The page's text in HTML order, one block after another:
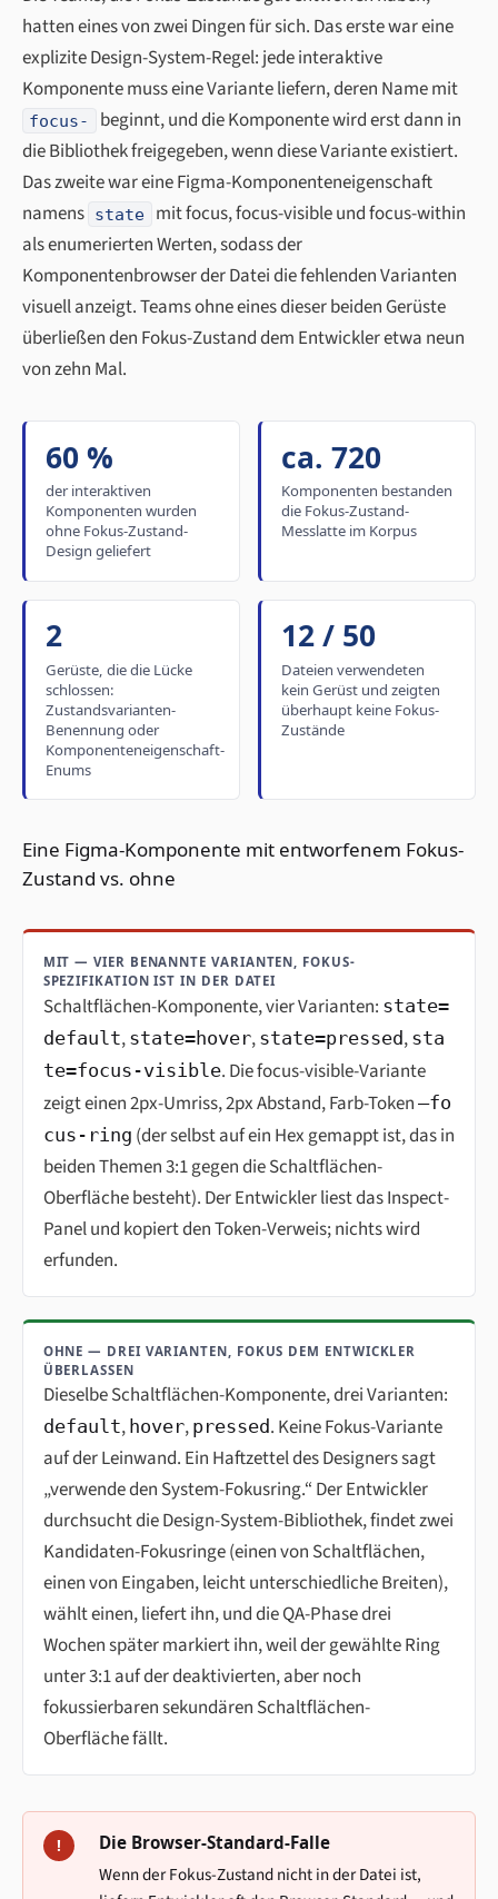
hatten eines von zwei Dingen für sich. Das erste war eine
explizite Design-System-Regel: jede interaktive
Komponente muss eine Variante liefern, deren Name mit
focus-
beginnt, und die Komponente wird erst dann in
die Bibliothek freigegeben, wenn diese Variante existiert.
Das zweite war eine Figma-Komponenteneigenschaft
namens state
mit focus, focus-visible und focus-within
als enumerierten Werten, sodass der
Komponentenbrowser der Datei die fehlenden Varianten
visuell anzeigt. Teams ohne eines dieser beiden Gerüste
überließen den Fokus-Zustand dem Entwickler etwa neun
von zehn Mal.
60 %
der interaktiven
Komponenten wurden
ohne Fokus-Zustand-
Design geliefert
ca. 720
Komponenten bestanden
die Fokus-Zustand-
Messlatte im Korpus
2
Gerüste, die die Lücke
schlossen:
Zustandsvarianten-
Benennung oder
Komponenteneigenschaft-
Enums
12 / 50
Dateien verwendeten
kein Gerüst und zeigten
überhaupt keine Fokus-
Zustände
Eine Figma-Komponente mit entworfenem Fokus-
Zustand vs. ohne
MIT — VIER BENANNTE VARIANTEN, FOKUS-
SPEZIFIKATION IST IN DER DATEI
Schaltflächen-Komponente, vier Varianten: state=
default, state=hover, state=pressed, sta
te=focus-visible. Die focus-visible-Variante
zeigt einen 2px-Umriss, 2px Abstand, Farb-Token —fo
cus-ring (der selbst auf ein Hex gemappt ist, das in
beiden Themen 3:1 gegen die Schaltflächen-
Oberfläche besteht). Der Entwickler liest das Inspect-
Panel und kopiert den Token-Verweis; nichts wird
erfunden.
OHNE — DREI VARIANTEN, FOKUS DEM ENTWICKLER
ÜBERLASSEN
Dieselbe Schaltflächen-Komponente, drei Varianten:
default, hover, pressed. Keine Fokus-Variante
auf der Leinwand. Ein Haftzettel des Designers sagt
„verwende den System-Fokusring.“ Der Entwickler
durchsucht die Design-System-Bibliothek, findet zwei
Kandidaten-Fokusringe (einen von Schaltflächen,
einen von Eingaben, leicht unterschiedliche Breiten),
wählt einen, liefert ihn, und die QA-Phase drei
Wochen später markiert ihn, weil der gewählte Ring
unter 3:1 auf der deaktivierten, aber noch
fokussierbaren sekundären Schaltflächen-
Oberfläche fällt.
! Die Browser-Standard-Falle
Wenn der Fokus-Zustand nicht in der Datei ist,